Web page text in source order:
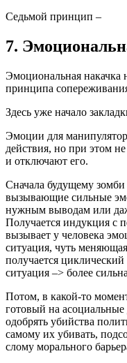
Седьмой принцип –
7.
Эмоциональная накачка
принципа
Здесь уже начало
Эмоции для
действия, но при этом
и отключают его.
Сначала будущему
вызывающие сильные
нужным выводам или
Получается индукция с
вызывает у человека
ситуация, чуть
получается
ситуация –> более
Потом, в какой-то
готовый на асоциальные
одобрять убийства
самому их убивать,
слому морального